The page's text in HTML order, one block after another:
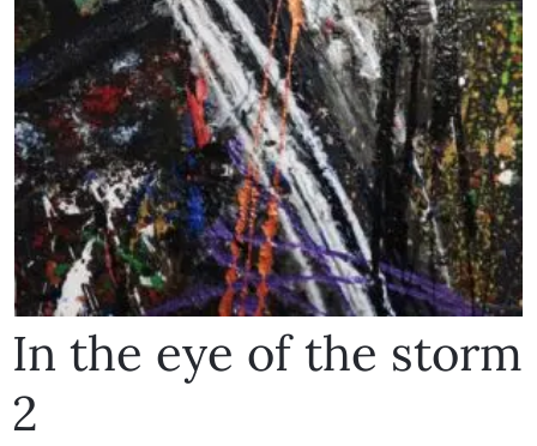
In the eye of the storm
2